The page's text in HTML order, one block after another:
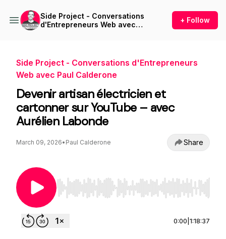
Side Project - Conversations
d'Entrepreneurs Web avec
+ Follow
Side Project - Conversations d'Entrepreneurs
Web avec Paul Calderone
Devenir artisan électricien et
cartonner sur YouTube – avec
Aurélien Labonde
March 09, 2026• Paul Calderone Share
Use Left/Right to seek, Home/End to jump to
0:00 1:18:37